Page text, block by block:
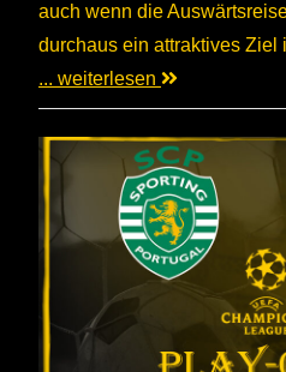
auch wenn die
durchaus ein attraktives Ziel
... weiterlesen